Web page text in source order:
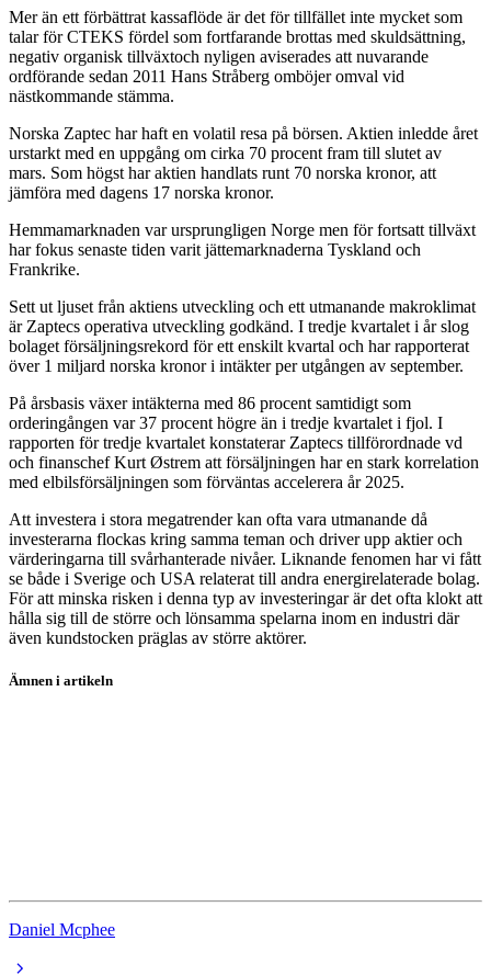
Mer än ett förbättrat kassaflöde är det för tillfället inte mycket som
talar för CTEKS fördel som fortfarande brottas med skuldsättning,
negativ organisk tillväxtoch nyligen aviserades att nuvarande
ordförande sedan 2011 Hans Stråberg omböjer omval vid
nästkommande stämma.
Norska Zaptec har haft en volatil resa på börsen. Aktien inledde året
urstarkt med en uppgång om cirka 70 procent fram till slutet av
mars. Som högst har aktien handlats runt 70 norska kronor, att
jämföra med dagens 17 norska kronor.
Hemmamarknaden var ursprungligen Norge men för fortsatt tillväxt
har fokus senaste tiden varit jättemarknaderna Tyskland och
Frankrike.
Sett ut ljuset från aktiens utveckling och ett utmanande makroklimat
är Zaptecs operativa utveckling godkänd. I tredje kvartalet i år slog
bolaget försäljningsrekord för ett enskilt kvartal och har rapporterat
över 1 miljard norska kronor i intäkter per utgången av september.
På årsbasis växer intäkterna med 86 procent samtidigt som
orderingången var 37 procent högre än i tredje kvartalet i fjol. I
rapporten för tredje kvartalet konstaterar Zaptecs tillförordnade vd
och finanschef Kurt Østrem att försäljningen har en stark korrelation
med elbilsförsäljningen som förväntas accelerera år 2025.
Att investera i stora megatrender kan ofta vara utmanande då
investerarna flockas kring samma teman och driver upp aktier och
värderingarna till svårhanterade nivåer. Liknande fenomen har vi fått
se både i Sverige och USA relaterat till andra energirelaterade bolag.
För att minska risken i denna typ av investeringar är det ofta klokt att
hålla sig till de större och lönsamma spelarna inom en industri där
även kundstocken präglas av större aktörer.
Ämnen i artikeln
Daniel Mcphee